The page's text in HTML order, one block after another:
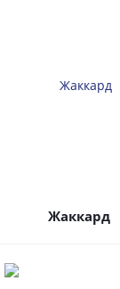
Жаккард